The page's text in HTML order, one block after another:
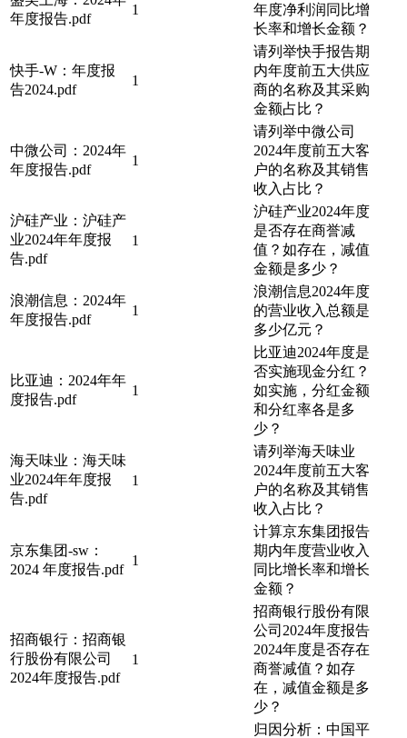
年度报告.pdf
1
年度净利润同比增
长率和增长金额？
快手-W：年度报
告2024.pdf
1
请列举快手报告期
内年度前五大供应
商的名称及其采购
金额占比？
中微公司：2024年
年度报告.pdf
1
请列举中微公司
2024年度前五大客
户的名称及其销售
收入占比？
沪硅产业：沪硅产
业2024年年度报
告.pdf
1
沪硅产业2024年度
是否存在商誉减
值？如存在，减值
金额是多少？
浪潮信息：2024年
年度报告.pdf
1
浪潮信息2024年度
的营业收入总额是
多少亿元？
比亚迪：2024年年
度报告.pdf
1
比亚迪2024年度是
否实施现金分红？
如实施，分红金额
和分红率各是多
少？
海天味业：海天味
业2024年年度报
告.pdf
1
请列举海天味业
2024年度前五大客
户的名称及其销售
收入占比？
京东集团-sw：
2024 年度报告.pdf
1
计算京东集团报告
期内年度营业收入
同比增长率和增长
金额？
招商银行：招商银
行股份有限公司
2024年度报告.pdf
1
招商银行股份有限
公司2024年度报告
2024年度是否存在
商誉减值？如存
在，减值金额是多
少？
归因分析：中国平